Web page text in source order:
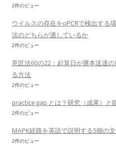
2件のビュー
ウイルスの存在をqPCRで検出する
法のどちらが適しているか
2件のビュー
意匠法60の22：起算日が謄本送達
る方法
2件のビュー
practice gap とは？研究（成果）と
2件のビュー
MAPK経路を英語で説明する5個の
2件のビュー